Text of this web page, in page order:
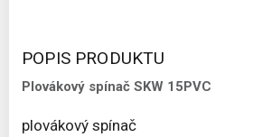
POPIS PRODUKTU
Plovákový spínač SKW 15PVC
plovákový spínač